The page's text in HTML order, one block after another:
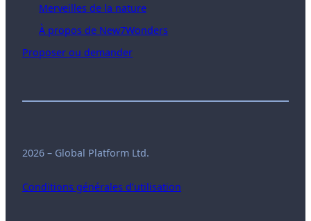
Merveilles de la nature
À propos de New7Wonders
Proposer ou demander
2026 – Global Platform Ltd.
Conditions générales d’utilisation